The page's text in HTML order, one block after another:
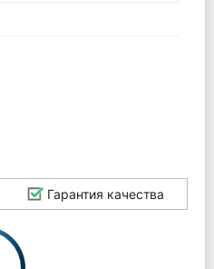
Гарантия качества